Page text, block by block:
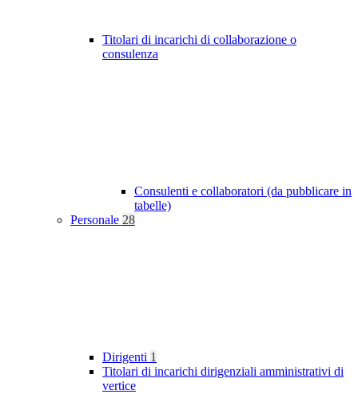
Titolari di incarichi di collaborazione o
consulenza
Consulenti e collaboratori (da pubblicare in
tabelle)
Personale 28
Dirigenti 1
Titolari di incarichi dirigenziali amministrativi di
vertice